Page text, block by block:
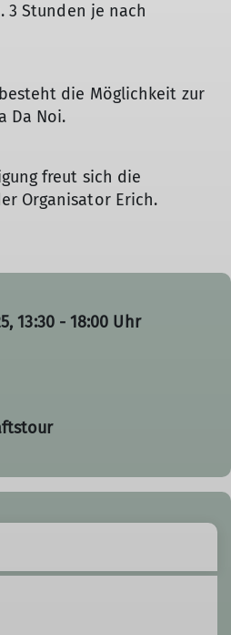
3 Stunden je nach
die Möglichkeit zur
Da Noi.
freut sich die
Organisator Erich.
13:30 - 18:00 Uhr